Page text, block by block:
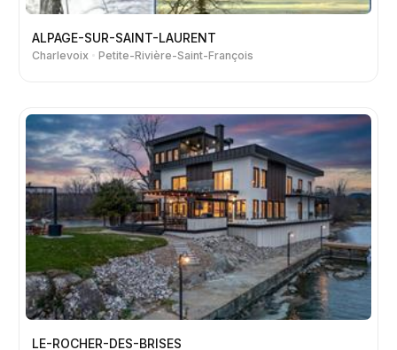
ALPAGE-SUR-SAINT-LAURENT
Charlevoix Petite-Rivière-Saint-François
LE-ROCHER-DES-BRISES